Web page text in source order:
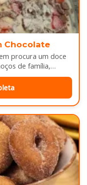
Chocolate
procura um doce
de família,